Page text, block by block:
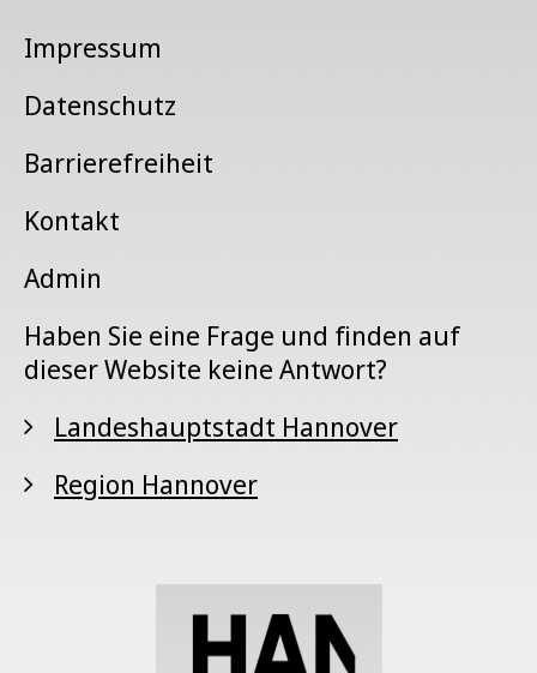
Impressum
Datenschutz
Barrierefreiheit
Kontakt
Admin
Haben Sie eine Frage und finden auf
dieser Website keine Antwort?
Landeshauptstadt Hannover
Region Hannover